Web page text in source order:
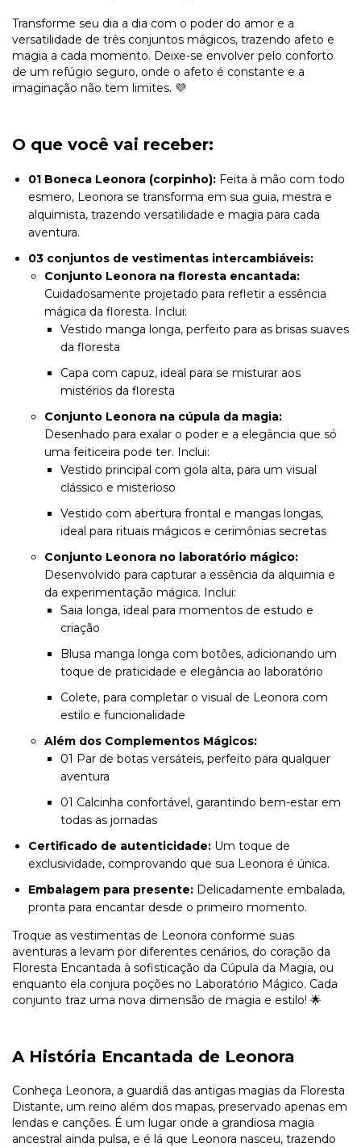
Transforme seu dia a dia com o poder do amor e a
versatilidade de três conjuntos mágicos, trazendo afeto e
magia a cada momento. Deixe-se envolver pelo conforto
de um refúgio seguro, onde o afeto é constante e a
imaginação não tem limites. 💜
O que você vai receber:
01 Boneca Leonora (corpinho): Feita à mão com todo
esmero, Leonora se transforma em sua guia, mestra e
alquimista, trazendo versatilidade e magia para cada
aventura.
03 conjuntos de vestimentas intercambiáveis:
Conjunto Leonora na floresta encantada:
Cuidadosamente projetado para refletir a essência
mágica da floresta. Inclui:
Vestido manga longa, perfeito para as brisas suaves
da floresta
Capa com capuz, ideal para se misturar aos
mistérios da floresta
Conjunto Leonora na cúpula da magia:
Desenhado para exalar o poder e a elegância que só
uma feiticeira pode ter. Inclui:
Vestido principal com gola alta, para um visual
clássico e misterioso
Vestido com abertura frontal e mangas longas,
ideal para rituais mágicos e cerimônias secretas
Conjunto Leonora no laboratório mágico:
Desenvolvido para capturar a essência da alquimia e
da experimentação mágica. Inclui:
Saia longa, ideal para momentos de estudo e
criação
Blusa manga longa com botões, adicionando um
toque de praticidade e elegância ao laboratório
Colete, para completar o visual de Leonora com
estilo e funcionalidade
Além dos Complementos Mágicos:
01 Par de botas versáteis, perfeito para qualquer
aventura
01 Calcinha confortável, garantindo bem-estar em
todas as jornadas
Certificado de autenticidade: Um toque de
exclusividade, comprovando que sua Leonora é única.
Embalagem para presente: Delicadamente embalada,
pronta para encantar desde o primeiro momento.
Troque as vestimentas de Leonora conforme suas
aventuras a levam por diferentes cenários, do coração da
Floresta Encantada à sofisticação da Cúpula da Magia, ou
enquanto ela conjura poções no Laboratório Mágico. Cada
conjunto traz uma nova dimensão de magia e estilo! 🌟
A História Encantada de Leonora
Conheça Leonora, a guardiã das antigas magias da Floresta
Distante, um reino além dos mapas, preservado apenas em
lendas e canções. É um lugar onde a grandiosa magia
ancestral ainda pulsa, e é lá que Leonora nasceu, trazendo